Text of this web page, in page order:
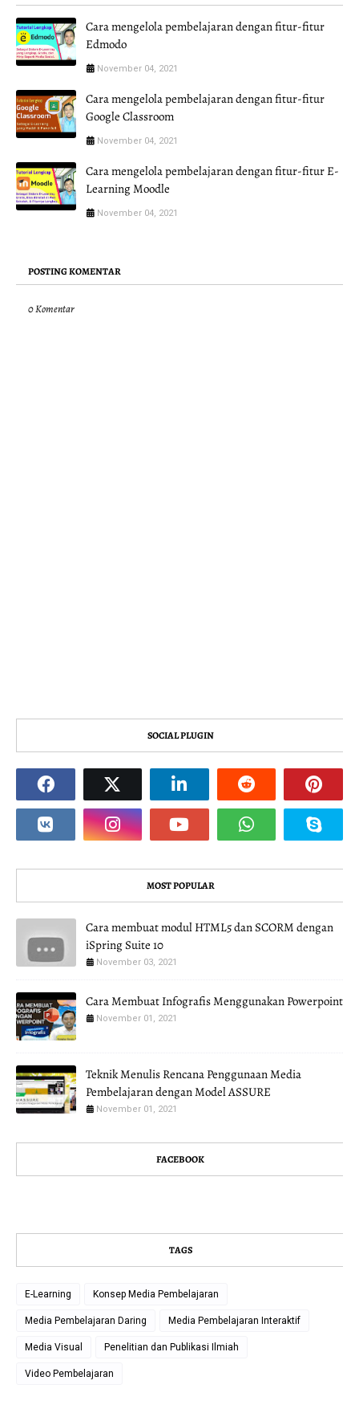
Cara mengelola pembelajaran dengan fitur-fitur
Edmodo
November 04, 2021
Cara mengelola pembelajaran dengan fitur-fitur
Google Classroom
November 04, 2021
Cara mengelola pembelajaran dengan fitur-fitur E-
Learning Moodle
November 04, 2021
POSTING KOMENTAR
0 Komentar
SOCIAL PLUGIN
MOST POPULAR
Cara membuat modul HTML5 dan SCORM dengan
iSpring Suite 10
November 03, 2021
Cara Membuat Infografis Menggunakan Powerpoint
November 01, 2021
Teknik Menulis Rencana Penggunaan Media
Pembelajaran dengan Model ASSURE
November 01, 2021
FACEBOOK
TAGS
E-Learning Konsep Media Pembelajaran
Media Pembelajaran Daring Media Pembelajaran Interaktif
Media Visual Penelitian dan Publikasi Ilmiah
Video Pembelajaran